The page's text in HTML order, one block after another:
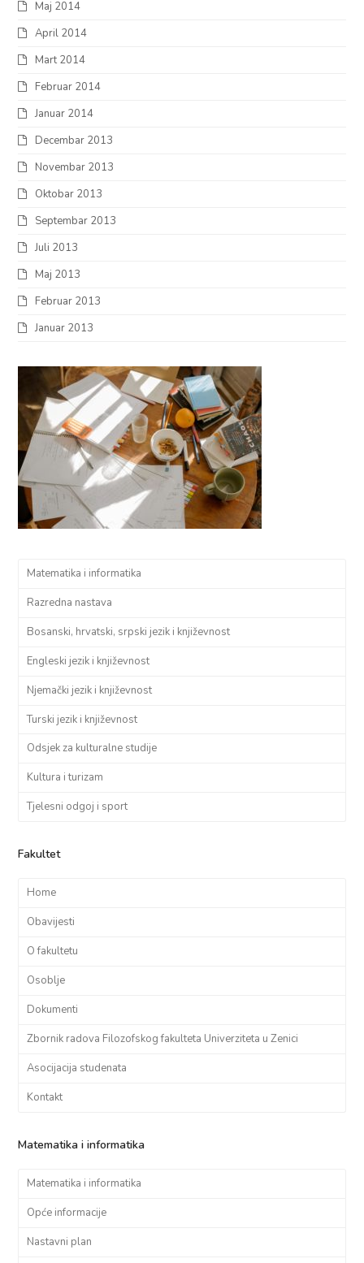
Maj 2014
April 2014
Mart 2014
Februar 2014
Januar 2014
Decembar 2013
Novembar 2013
Oktobar 2013
Septembar 2013
Juli 2013
Maj 2013
Februar 2013
Januar 2013
Matematika i informatika
Razredna nastava
Bosanski, hrvatski, srpski jezik i književnost
Engleski jezik i književnost
Njemački jezik i književnost
Turski jezik i književnost
Odsjek za kulturalne studije
Kultura i turizam
Tjelesni odgoj i sport
Fakultet
Home
Obavijesti
O fakultetu
Osoblje
Dokumenti
Zbornik radova Filozofskog fakulteta Univerziteta u Zenici
Asocijacija studenata
Kontakt
Matematika i informatika
Matematika i informatika
Opće informacije
Nastavni plan